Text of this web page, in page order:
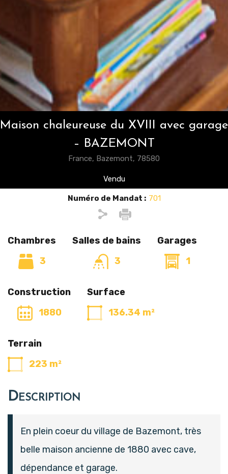
Maison chaleureuse du XVIII avec garage
– BAZEMONT
France, Bazemont, 78580
Vendu
Numéro de Mandat : 701
Chambres
3
Salles de bains
3
Garages
1
Construction
1880
Surface
136.34 m²
Terrain
223 m²
Description
En plein coeur du village de Bazemont, très
belle maison ancienne de 1880 avec cave,
dépendance et garage.